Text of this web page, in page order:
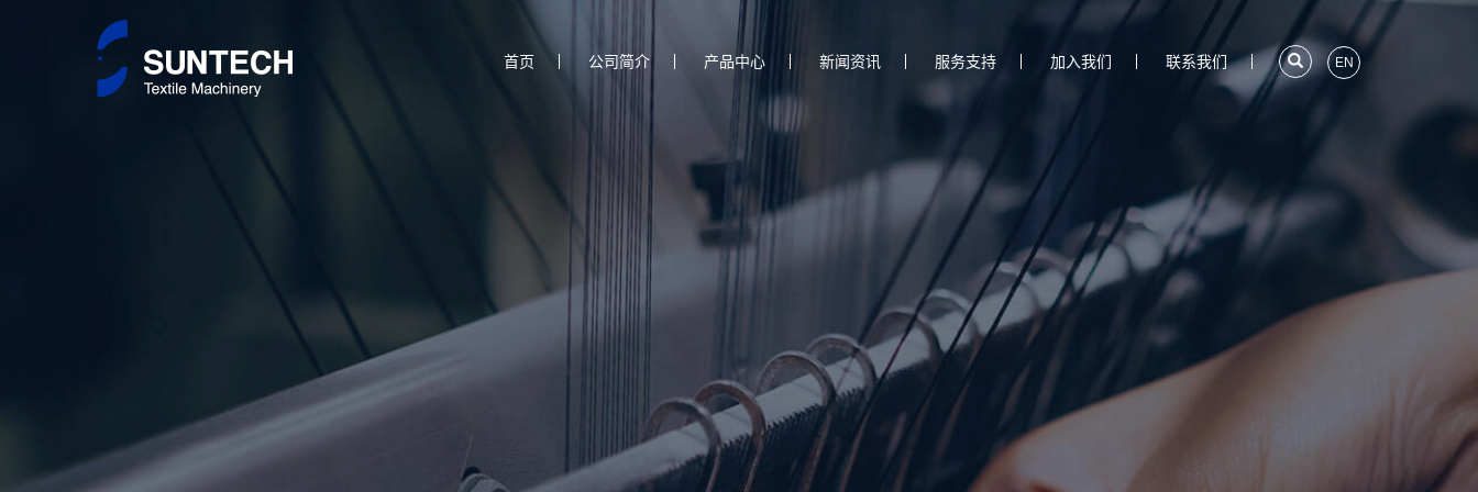
首页 公司简介 产品中心 新闻资讯 服务支持 加入我们 联系我们 EN